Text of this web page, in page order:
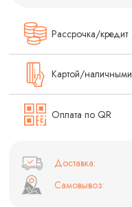
Рассрочка/кредит
Картой/наличными
Оплата по QR
Доставка:
Самовывоз: